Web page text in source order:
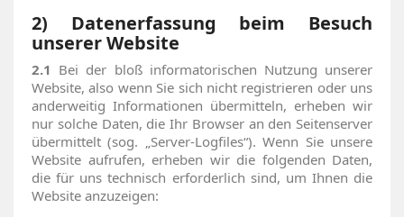
2) Datenerfassung beim Besuch
unserer Website
2.1 Bei der bloß informatorischen Nutzung unserer
Website, also wenn Sie sich nicht registrieren oder uns
anderweitig Informationen übermitteln, erheben wir
nur solche Daten, die Ihr Browser an den Seitenserver
übermittelt (sog. „Server-Logfiles“). Wenn Sie unsere
Website aufrufen, erheben wir die folgenden Daten,
die für uns technisch erforderlich sind, um Ihnen die
Website anzuzeigen: